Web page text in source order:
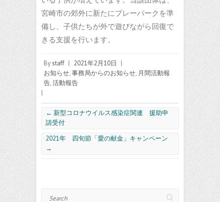
宮崎市の郊外に新たにプレーパークを準
備し、子供たちが外で遊びながら回復で
きる支援を行います。
Bystaff 2021年2月10日
お知らせ,事務局からのお知らせ, 月間活動報
告,活動報告
← 新型コロナウイルス感染症関連 援助申
請受付
2021年 四旬節「愛の献金」キャンペーン
→